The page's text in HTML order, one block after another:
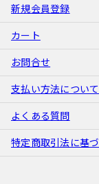
新規会員登録
カート
お問合せ
支払い方法について
よくある質問
特定商取引法に基